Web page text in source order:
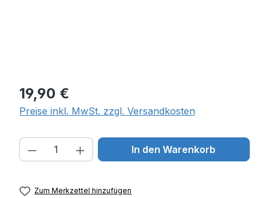
Regulärer Preis:
19,90 €
Preise inkl. MwSt. zzgl. Versandkosten
Produkt Anzahl: Gib den
In den Warenkorb
Zum Merkzettel hinzufügen